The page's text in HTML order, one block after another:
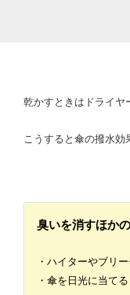
乾かすときはドライヤ
こうすると傘の撥水効
臭いを消すほか
・ハイターやブリ
・傘を日光に当てる